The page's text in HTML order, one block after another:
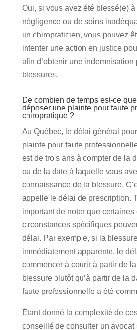
Oui, si vous avez été blessé(e) à
négligence ou de soins
un chiropraticien, vous pouvez
intenter une action en justice
afin d’obtenir une indemnisation
blessures.
De combien de temps est-ce
déposer une plainte pour faute
chiropratique ?
Au Québec, le délai général
plainte pour faute
est de trois ans à compter de la
ou de la date à laquelle vous
connaissance de la blessure.
appelle le délai de prescription.
important de noter que certaines
circonstances spécifiques
délai. Par exemple, si la
immédiatement apparente, le
commencer à courir à partir de
blessure plutôt qu’à partir de la
faute professionnelle a été
Étant donné la complexité de
conseillé de consulter un avocat